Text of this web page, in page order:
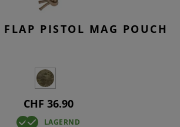
FLAP PISTOL MAG POUCH
CHF 36.90
LAGERND